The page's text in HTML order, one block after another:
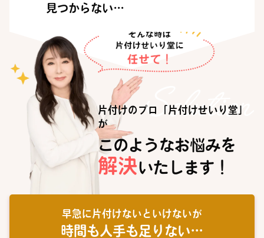
見つからない…
片付けのプロ「片付けせいり堂」
が
このようなお悩みを
解決いたします！
早急に片付けないといけないが
時間も人手も足りない…